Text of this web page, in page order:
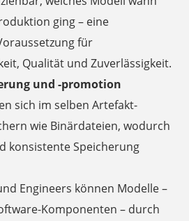
ging – eine
für
Qualität und Zuverlässigkeit.
und -promotion
sich im selben Artefakt-
wie Binärdateien, wodurch
konsistente Speicherung
Engineers können Modelle –
Komponenten – durch